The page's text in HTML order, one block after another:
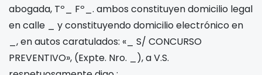
abogada, Tº_ Fº_. ambos constituyen domicilio legal
en calle _ y constituyendo domicilio electrónico en
_, en autos caratulados: «_ S/ CONCURSO
PREVENTIVO», (Expte. Nro. _), a V.S.